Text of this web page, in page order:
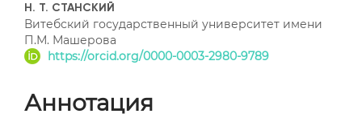
Н. Т. СТАНСКИЙ
Витебский государственный университет имени
П.М. Машерова
https://orcid.org/0000-0003-2980-9789
Аннотация